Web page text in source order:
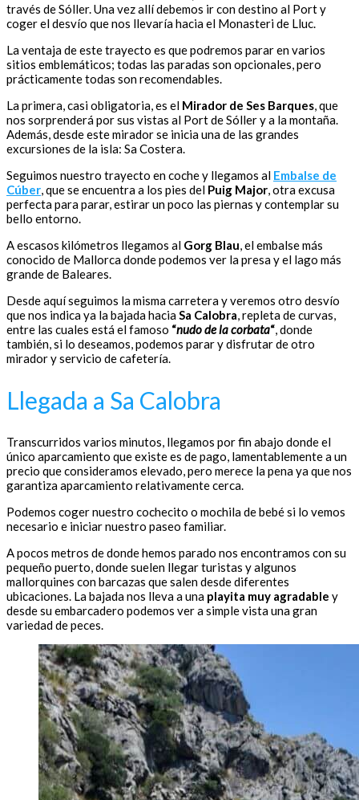
través de Sóller. Una vez allí debemos ir con destino al Port y
coger el desvío que nos llevaría hacia el Monasteri de Lluc.
La ventaja de este trayecto es que podremos parar en varios
sitios emblemáticos; todas las paradas son opcionales, pero
prácticamente todas son recomendables.
La primera, casi obligatoria, es el Mirador de Ses Barques, que
nos sorprenderá por sus vistas al Port de Sóller y a la montaña.
Además, desde este mirador se inicia una de las grandes
excursiones de la isla: Sa Costera.
Seguimos nuestro trayecto en coche y llegamos al Embalse de
Cúber, que se encuentra a los pies del Puig Major, otra excusa
perfecta para parar, estirar un poco las piernas y contemplar su
bello entorno.
A escasos kilómetros llegamos al Gorg Blau, el embalse más
conocido de Mallorca donde podemos ver la presa y el lago más
grande de Baleares.
Desde aquí seguimos la misma carretera y veremos otro desvío
que nos indica ya la bajada haciaSa Calobra, repleta de curvas,
entre las cuales está el famoso “nudo de la corbata“, donde
también, si lo deseamos, podemos parar y disfrutar de otro
mirador y servicio de cafetería.
Llegada a Sa Calobra
Transcurridos varios minutos, llegamos por fin abajo donde el
único aparcamiento que existe es de pago, lamentablemente a un
precio que consideramos elevado, pero merece la pena ya que nos
garantiza aparcamiento relativamente cerca.
Podemos coger nuestro cochecito o mochila de bebé si lo vemos
necesario e iniciar nuestro paseo familiar.
A pocos metros de donde hemos parado nos encontramos con su
pequeño puerto, donde suelen llegar turistas y algunos
mallorquines con barcazas que salen desde diferentes
ubicaciones. La bajada nos lleva a una playita muy agradable y
desde su embarcadero podemos ver a simple vista una gran
variedad de peces.